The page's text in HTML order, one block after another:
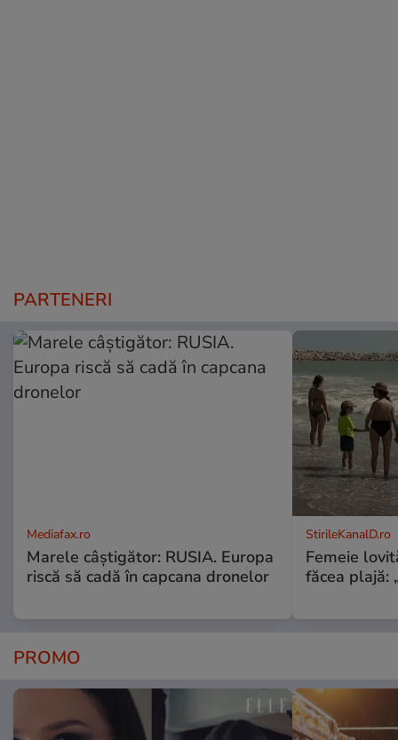
PARTENERI
Mediafax.ro
Marele câștigător: RUSIA. Europa
riscă să cadă în capcana dronelor
StirileKanalD.ro
Femeie
făcea plajă:
PROMO